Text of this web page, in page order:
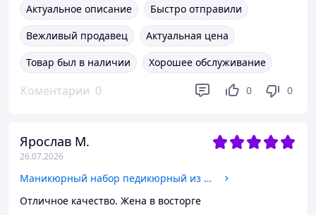
Актуальное описание
Быстро отправили
Вежливый продавец
Актуальная цена
Товар был в наличии
Хорошее обслуживание
Коментарии 0 0 0
Ярослав М.
26.07.2026
Маникюрный набор педикюрный из полированной медицинской нержавеющей стали 22 пр. в футляре Серебристый
Отличное качество. Жена в восторге